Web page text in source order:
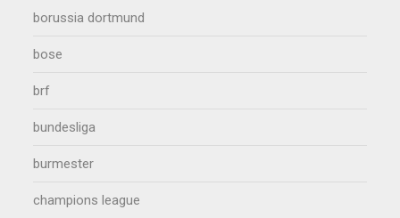
borussia dortmund
bose
brf
bundesliga
burmester
champions league